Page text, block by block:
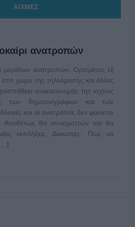
ΑΙΧΜΕΣ
ανατροπών
μεγάλων ανατροπών. Ορισμένες εξ
στο χώρο της τηλεόρασης και άλλες
ανακατανομής της ισχύος
των δημοσιογράφων και των
και οι ανατροπές δεν φαίνεται
Αντιθέτως θα συνεχιστούν και θα
εκπλήξεις. Διακοπές: Πώς να